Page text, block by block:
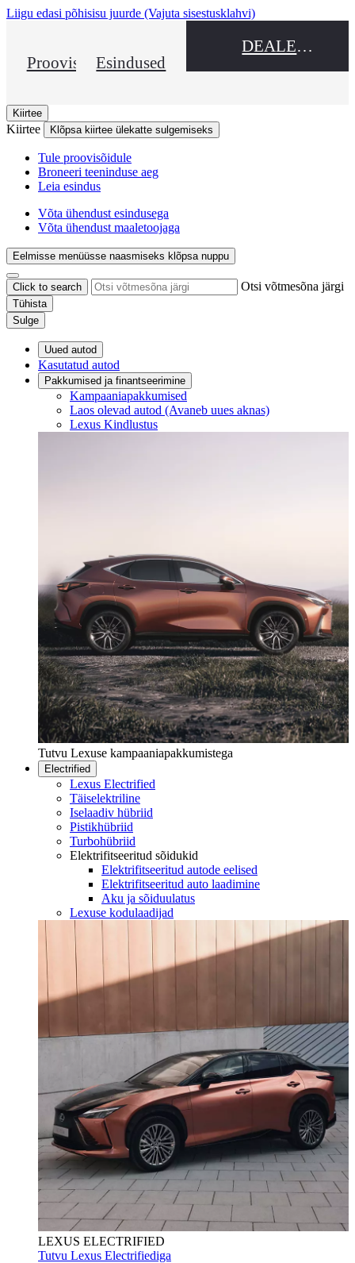
Liigu edasi põhisisu juurde (Vajuta sisestusklahvi)
ProovisõitEsindused
DEALER NAME
Kiirtee
Kiirtee Klõpsa kiirtee ülekatte sulgemiseks
Tule proovisõidule
Broneeri teeninduse aeg
Leia esindus
Võta ühendust esindusega
Võta ühendust maaletoojaga
Eelmisse menüüsse naasmiseks klõpsa nuppu
Click to search Otsi võtmesõna järgi
Tühista
Sulge
Uued autod
Kasutatud autod
Pakkumised ja finantseerimine
Kampaaniapakkumised
Laos olevad autod (Avaneb uues aknas)
Lexus Kindlustus
Tutvu Lexuse kampaaniapakkumistega
Electrified
Lexus Electrified
Täiselektriline
Iselaadiv hübriid
Pistikhübriid
Turbohübriid
Elektrifitseeritud sõidukid
Elektrifitseeritud autode eelised
Elektrifitseeritud auto laadimine
Aku ja sõiduulatus
Lexuse kodulaadijad
LEXUS ELECTRIFIED
Tutvu Lexus Electrifiediga